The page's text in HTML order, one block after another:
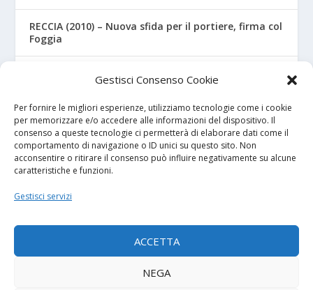
Gestisci Consenso Cookie
Per fornire le migliori esperienze, utilizziamo tecnologie come i cookie
per memorizzare e/o accedere alle informazioni del dispositivo. Il
consenso a queste tecnologie ci permetterà di elaborare dati come il
comportamento di navigazione o ID unici su questo sito. Non
acconsentire o ritirare il consenso può influire negativamente su alcune
caratteristiche e funzioni.
Gestisci servizi
ACCETTA
NEGA
RECCIA (2010) – Nuova sfida per il portiere, firma col
Foggia
RIZZO – Dalla “Fratelli Bandiera” al Crotone: la
favola di Christian
I NOSTRI SPONSOR
Calcio Panchina